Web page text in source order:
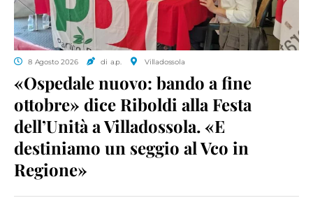
8 Agosto 2026 di a.p. Villadossola
«Ospedale nuovo: bando a fine
ottobre» dice Riboldi alla Festa
dell’Unità a Villadossola. «E
destiniamo un seggio al Vco in
Regione»